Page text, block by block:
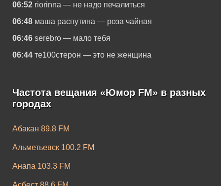
06:52 riorinna — не надо печалиться
06:48 маша распутина — роза чайная
06:46 serebro — мало тебя
06:44 те100стерон — это не женщина
Частота вещания «Юмор FM» в разных
городах
Абакан 89.8 FM
Альметьевск 100.2 FM
Анапа 103.3 FM